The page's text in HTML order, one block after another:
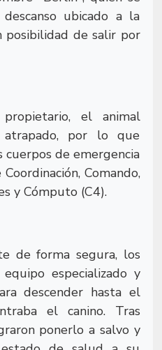
ubicado a la
posibilidad de salir por
el animal
atrapado, por lo que
de emergencia
Comando,
y Cómputo (C4).
de forma segura, los
especializado y
descender hasta el
el canino. Tras
ponerlo a salvo y